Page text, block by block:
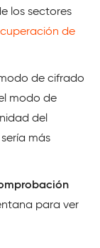
los sectores
de
de cifrado
modo de
del
más
para ver